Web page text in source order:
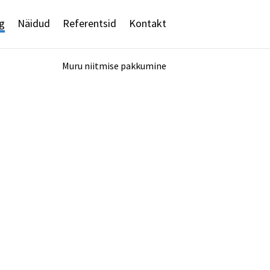
Näidud Referentsid Kontakt
Muru niitmise pakkumine